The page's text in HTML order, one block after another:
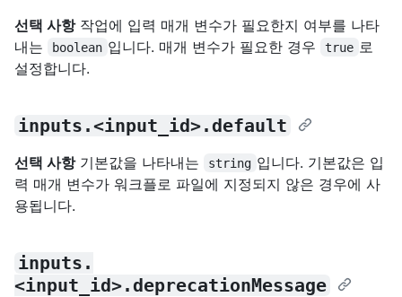
선택 사항작업에 입력 매개 변수가 필요한지 여부를 나타
내는
boolean 입니다. 매개 변수가 필요한 경우 true 로
설정합니다.
inputs.<input_id>.default
선택 사항기본값을 나타내는 string 입니다. 기본값은 입
력 매개 변수가 워크플로 파일에 지정되지 않은 경우에 사
용됩니다.
inputs.
<input_id>.deprecationMessage